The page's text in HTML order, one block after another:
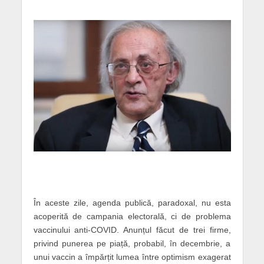
În aceste zile, agenda publică, paradoxal, nu esta
acoperită de campania electorală, ci de problema
vaccinului anti-COVID. Anunțul făcut de trei firme,
privind punerea pe piață, probabil, în decembrie, a
unui vaccin a împărțit lumea între optimism exagerat